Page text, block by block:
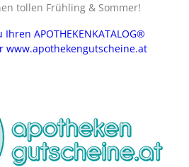
tollen Frühling & Sommer!
APOTHEKENKATALOG®
www.apothekengutscheine.at